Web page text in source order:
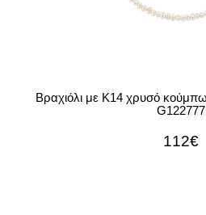
Βραχιόλι με Κ14 χρυσό
G122777
112€